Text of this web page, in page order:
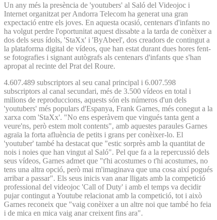
Un any més la presència de 'youtubers' al Saló del Videojoc i
Internet organitzat per Andorra Telecom ha generat una gran
expectació entre els joves. En aquesta ocasió, centenars d'infants no
ha volgut perdre l'oportunitat aquest dissabte a la tarda de conèixer a
dos dels seus ídols, 'StaXx' i 'ByAbeel', dos creadors de contingut a
la plataforma digital de vídeos, que han estat durant dues hores fent-
se fotografies i signant autògrafs als centenars d'infants que s'han
apropat al recinte del Prat del Roure.
4.607.489 subscriptors al seu canal principal i 6.007.598
subscriptors al canal secundari, més de 3.500 vídeos en total i
milions de reproduccions, aquests són els números d'un dels
'youtubers' més populars d'Espanya, Frank Garnes, més conegut a la
xarxa com 'StaXx'. "No ens esperàvem que vingués tanta gent a
veure'ns, però estem molt contents", amb aquestes paraules Garnes
agraïa la forta afluència de petits i grans per conèixer-lo. El
'youtuber' també ha destacat que "estic sorprès amb la quantitat de
nois i noies que han vingut al Saló". Pel que fa a la repercussió dels
seus vídeos, Garnes admet que "t'hi acostumes o t'hi acostumes, no
tens una altra opció, però mai m'imaginava que una cosa així pogués
arribar a passar". Els seus inicis van anar lligats amb la competició
professional del videojoc 'Call of Duty' i amb el temps va decidir
pujar contingut a Youtube relacionat amb la competició, tot i això
Garnes reconeix que "vaig conèixer a un altre noi que també ho feia
i de mica en mica vaig anar creixent fins ara".